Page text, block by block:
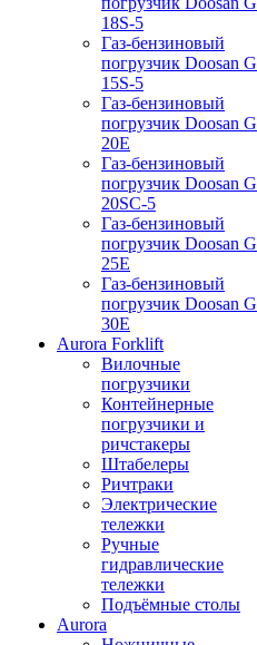
18S-5
Газ-бензиновый
погрузчик Doosan G
15S-5
Газ-бензиновый
погрузчик Doosan G
20E
Газ-бензиновый
погрузчик Doosan G
20SC-5
Газ-бензиновый
погрузчик Doosan G
25E
Газ-бензиновый
погрузчик Doosan G
30E
Aurora Forklift
Вилочные
погрузчики
Контейнерные
погрузчики и
ричстакеры
Штабелеры
Ричтраки
Электрические
тележки
Ручные
гидравлические
тележки
Подъёмные столы
Aurora